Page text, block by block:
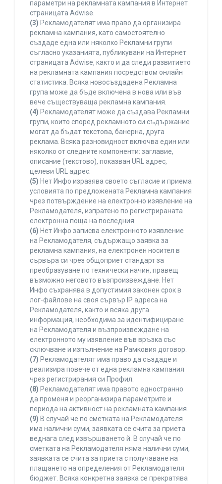
параметри на рекламната кампания в Интернет
страницата Adwise.
(3) Рекламодателят има право да организира
рекламна кампания, като самостоятелно
създаде една или няколко Рекламни групи
съгласно указанията, публикувани на Интернет
страницата Adwise, както и да следи развитието
на рекламната кампания посредством онлайн
статистика. Всяка новосъздадена Рекламна
група може да бъде включена в нова или във
вече съществуваща рекламна кампания.
(4) Рекламодателят може да създава Рекламни
групи, които според рекламното си съдържание
могат да бъдат текстова, банерна, друга
реклама. Всяка разновидност включва един или
няколко от следните компоненти: заглавие,
описание (текстово), показван URL адрес,
целеви URL адрес.
(5) Нет Инфо изразява своето съгласие и приема
условията по предложената Рекламна кампания
чрез потвърждение на електронно изявление на
Рекламодателя, изпратено по регистрираната
електронна поща на последния.
(6) Нет Инфо записва електронното изявление
на Рекламодателя, съдържащо заявка за
рекламна кампания, на електронен носител в
сървъра си чрез общоприет стандарт за
преобразуване по технически начин, правещ
възможно неговото възпроизвеждане. Нет
Инфо съхранява в допустимия законен срок в
лог-файлове на своя сървър IP адреса на
Рекламодателя, както и всяка друга
информация, необходима за идентифициране
на Рекламодателя и възпроизвеждане на
електронното му изявление във връзка със
сключване и изпълнение на Рамковия договор.
(7) Рекламодателят има право да създаде и
реализира повече от една рекламна кампания
чрез регистрирания си Профил.
(8) Рекламодателят има правото едностранно
да променя и реорганизира параметрите и
периода на активност на рекламната кампания.
(9) В случай че по сметката на Рекламодателя
има налични суми, заявката се счита за приета
веднага след извършването й. В случай че по
сметката на Рекламодателя няма налични суми,
заявката се счита за приета с получаване на
плащането на определения от Рекламодателя
бюджет. Всяка конкретна заявка се прекратява